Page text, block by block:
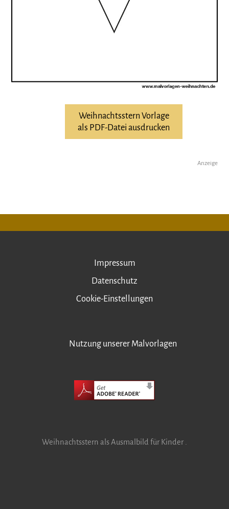
Weihnachtsstern Vorlage
als PDF-Datei ausdrucken
Anzeige
Impressum
Datenschutz
Cookie-Einstellungen
Nutzung unserer Malvorlagen
Weihnachtsstern als Ausmalbild für Kinder .